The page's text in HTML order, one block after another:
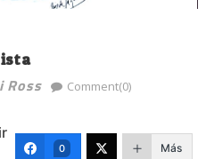
Ross Comment(0)
0 Más